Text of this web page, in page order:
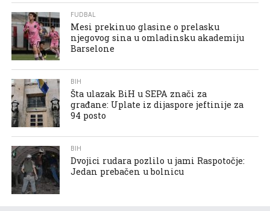
FUDBAL
Mesi prekinuo glasine o prelasku
njegovog sina u omladinsku akademiju
Barselone
BIH
Šta ulazak BiH u SEPA znači za
građane: Uplate iz dijaspore jeftinije za
94 posto
BIH
Dvojici rudara pozlilo u jami Raspotočje:
Jedan prebačen u bolnicu